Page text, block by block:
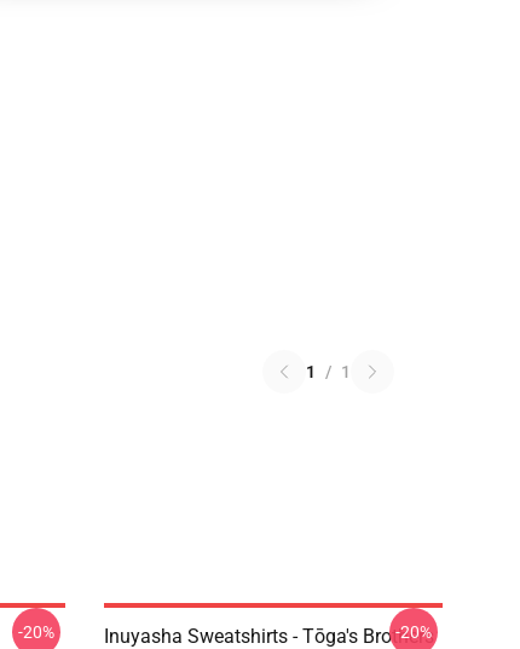
1 / 1
-20%
Inuyasha Sweatshirts - Tōga's Brothers
-20%